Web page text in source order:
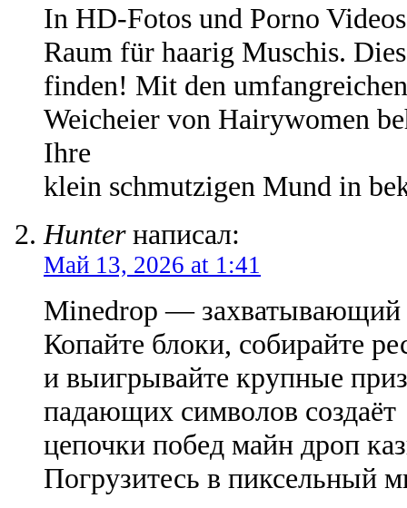
In HD-Fotos und Porno
Raum für haarig Muschis.
finden! Mit den
Weicheier von Hairywomen
Ihre
klein schmutzigen Mund in
Hunterнаписал:
Май 13, 2026 at 1:41
Minedrop — захватывающий
Копайте блоки, собирайте
и выигрывайте крупные
падающих символов создаёт
цепочки побед майн дроп
Погрузитесь в пиксельный